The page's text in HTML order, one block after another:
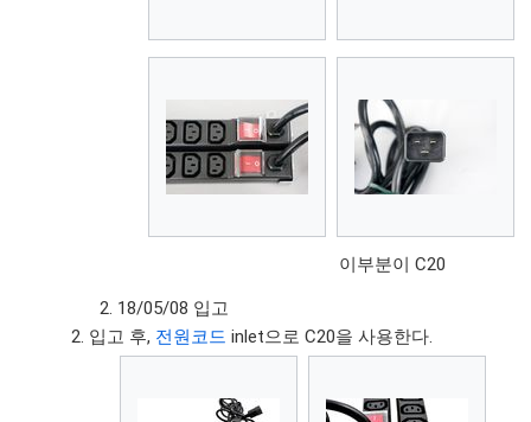
이부분이 C20
18/05/08 입고
입고 후, 전원코드 inlet으로 C20을 사용한다.